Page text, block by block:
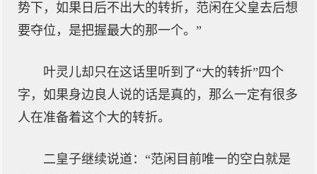
势下，如果日后不出大的转折，范闲在父皇去后想
要夺位，是把握最大的那一个。”
叶灵儿却只在这话里听到了“大的转折”四个
字，如果身边良人说的话是真的，那么一定有很多
人在准备着这个大的转折。
二皇子继续说道：“范闲目前唯一的空白就是